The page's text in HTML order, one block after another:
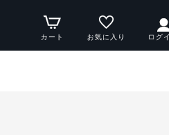
カート お気に入り ログ